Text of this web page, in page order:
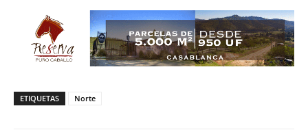
ETIQUETAS Norte